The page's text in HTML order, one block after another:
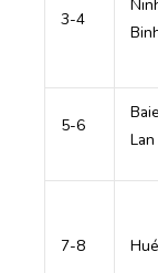
3-4
5-6
7-8 Hué